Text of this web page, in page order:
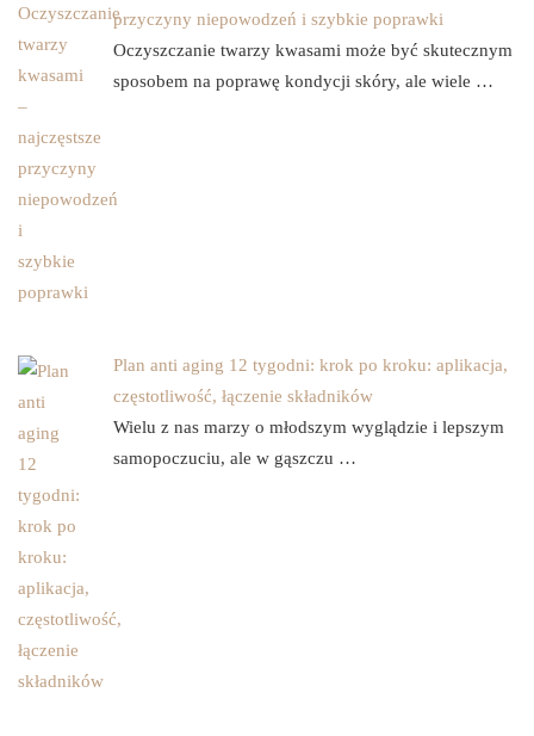
przyczyny niepowodzeń i szybkie poprawki
Oczyszczanie twarzy kwasami może być skutecznym
sposobem na poprawę kondycji skóry, ale wiele …
Plan anti aging 12 tygodni: krok po kroku: aplikacja,
częstotliwość, łączenie składników
Wielu z nas marzy o młodszym wyglądzie i lepszym
samopoczuciu, ale w gąszczu …